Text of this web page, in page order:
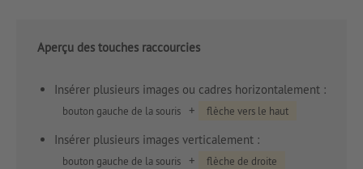
Aperçu des touches raccourcies
Insérer plusieurs images ou cadres horizontalement :
bouton gauche de la souris + flèche vers le haut
Insérer plusieurs images verticalement :
bouton gauche de la souris + flèche de droite